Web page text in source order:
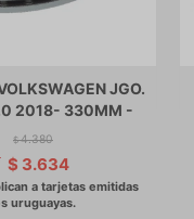
JGO.
2018- 330MM -
$ 4.380
$ 3.634